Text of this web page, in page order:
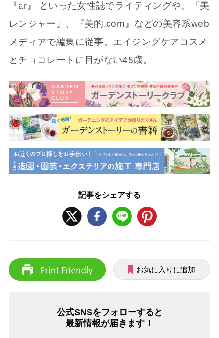
『ar』 といった女性誌でライティングや、『美
レンジャー』、『美的.com』などの美容系web
メディアで編集に従事。エイジングケアコスメ
とチョコレートに目がない45歳。
記事をシェアする
お気に入りに追加
公式SNSをフォローすると
最新情報が届きます！